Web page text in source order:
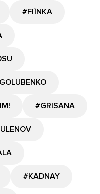
#FIЇNKA
#GRISANA
#KADNAY